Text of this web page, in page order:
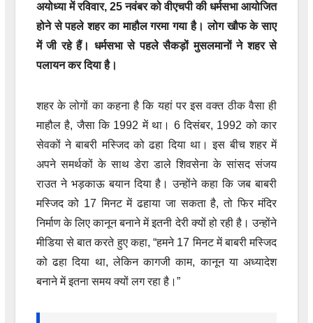
अयोध्या में रविवार, 25 नवंबर को वीएचपी की धर्मसभा आयोजित
होने से पहले शहर का माहौल गरमा गया है। लोग खौफ के साए
में जी रहे हैं। धर्मसभा से पहले सैकड़ों मुसलमानों ने शहर से
पलायन कर दिया है।
शहर के लोगों का कहना है कि यहां पर इस वक्त ठीक वैसा ही
माहौल है, जैसा कि 1992 में था। 6 दिसंबर, 1992 को कार
सेवकों ने बाबरी मस्जिद को ढहा दिया था। इस बीच शहर में
अपने समर्थकों के साथ डेरा डाले शिवसेना के सांसद संजय
राउत ने भड़काऊ बयान दिया है। उन्होंने कहा कि जब बाबरी
मस्जिद को 17 मिनट में ढहाया जा सकता है, तो फिर मंदिर
निर्माण के लिए कानून बनाने में इतनी देरी क्यों हो रही है। उन्होंने
मीडिया से बात करते हुए कहा, “हमने 17 मिनट में बाबरी मस्जिद
को ढहा दिया था, लेकिन कागजी काम, कानून या अध्यादेश
बनाने में इतना समय क्यों लग रहा है।”